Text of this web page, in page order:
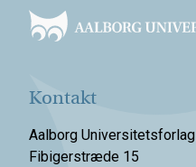
Kontakt
Aalborg Universitetsforlag
Fibigerstræde 15